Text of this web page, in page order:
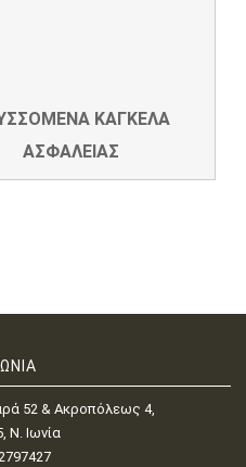
ΚΑΓΚΕΛΑ
ΑΣΦΑΛΕΙΑΣ
52 & Ακροπόλεως 4,
Ν. Ιωνία